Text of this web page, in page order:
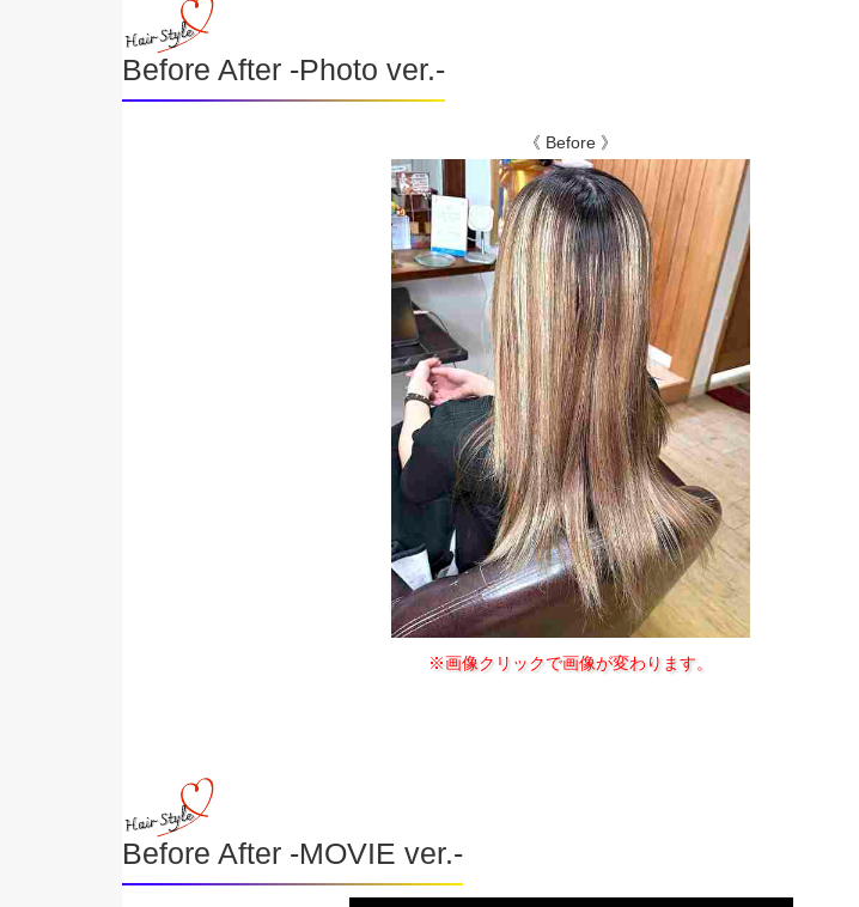
Before After -Photo ver.-
《 Before 》
※画像クリックで画像が変わります。
Before After -MOVIE ver.-